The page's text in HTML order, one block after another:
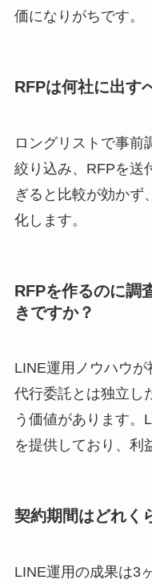
価になりがちです。
RFPは何社に出す
ロングリストで事前
絞り込み、RFPを送
ぎると比較が効かず
化します。
RFPを作るのに調
きですか？
LINE運用ノウハウが
代行委託とは独立し
う価値があります。
を提供しており、利
契約期間はどれく
LINE運用の成果は3